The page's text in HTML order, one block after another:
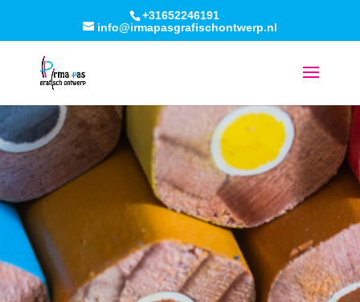
+31652246191
info@irmapasgrafischontwerp.nl